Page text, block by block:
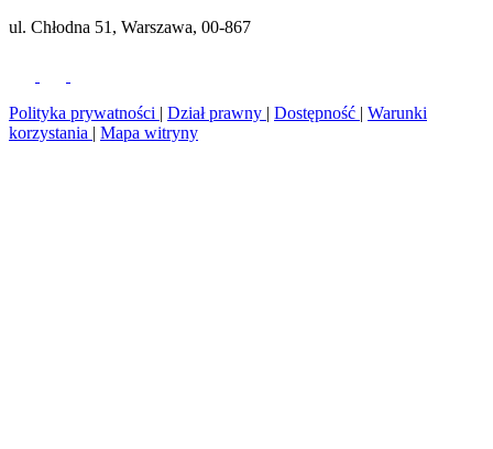
ul. Chłodna 51, Warszawa, 00-867
Polityka prywatności | Dział prawny | Dostępność | Warunki
korzystania | Mapa witryny